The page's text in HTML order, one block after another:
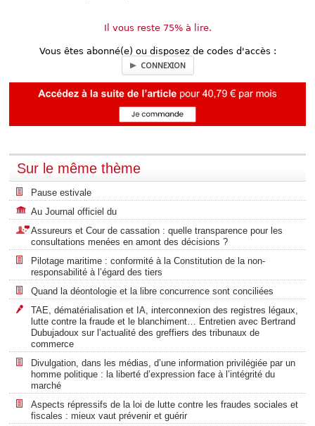
Il vous reste 75% à lire.
Vous êtes abonné(e) ou disposez de codes d'accès :
CONNEXION
Sur le même thème
Pause estivale
Au Journal officiel du
Assureurs et Cour de cassation : quelle transparence pour les
consultations menées en amont des décisions ?
Pilotage maritime : conformité à la Constitution de la non-
responsabilité à l’égard des tiers
Quand la déontologie et la libre concurrence sont conciliées
TAE, dématérialisation et IA, interconnexion des registres légaux,
lutte contre la fraude et le blanchiment… Entretien avec Bertrand
Dubujadoux sur l’actualité des greffiers des tribunaux de
commerce
Divulgation, dans les médias, d’une information privilégiée par un
homme politique : la liberté d’expression face à l’intégrité du
marché
Aspects répressifs de la loi de lutte contre les fraudes sociales et
fiscales : mieux vaut prévenir et guérir